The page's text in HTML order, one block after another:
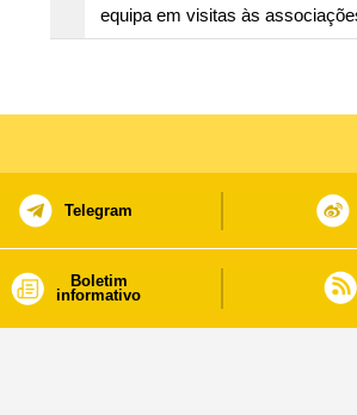
equipa em visitas às
consolidar consensos e
Telegram
Boletim
informativo